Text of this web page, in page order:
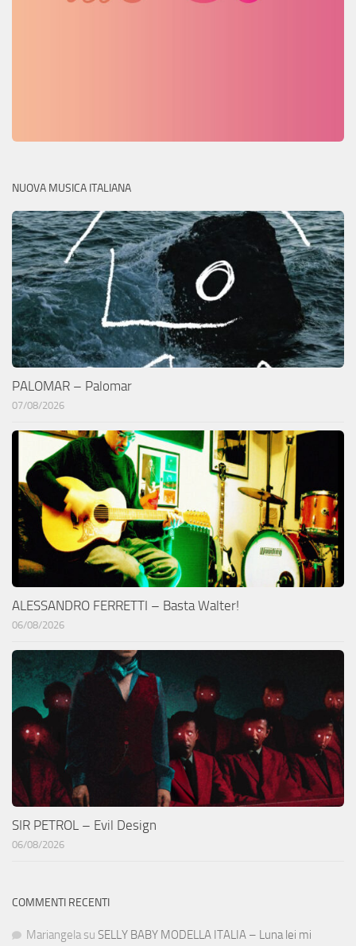
NUOVA MUSICA ITALIANA
PALOMAR – Palomar
07/08/2026
ALESSANDRO FERRETTI – Basta Walter!
06/08/2026
SIR PETROL – Evil Design
06/08/2026
COMMENTI RECENTI
Mariangela su SELLY BABY MODELLA ITALIA – Luna lei mi